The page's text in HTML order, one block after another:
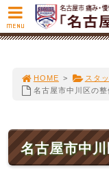
HOME > スタ
名古屋市中川区の整
名古屋市中
MENU